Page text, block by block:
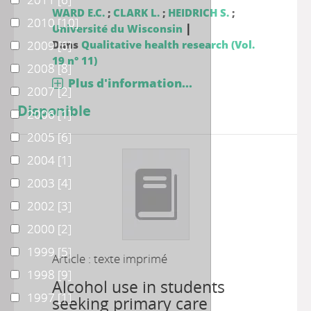
WARD E.C.; CLARK L.; HEIDRICH S.;
Université du Wisconsin |
Dans Qualitative health research (Vol.
19 n° 11)
Plus d'information...
Disponible
Article : texte imprimé
Alcohol use in students
seeking primary care
20102010[10]
20092009[6]
20082008[8]
20072007[2]
20062006[1]
20052005 [6]
20042004 [1]
20032003 [4]
20022002 [3]
20002000 [2]
19991999[5]
19981998 [9]
19971997[1]